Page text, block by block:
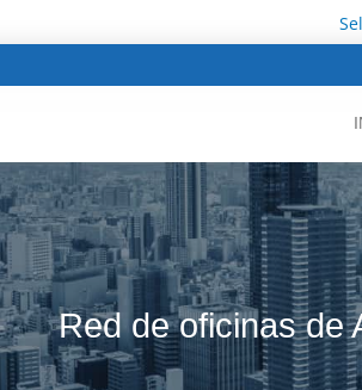
Red de oficinas de